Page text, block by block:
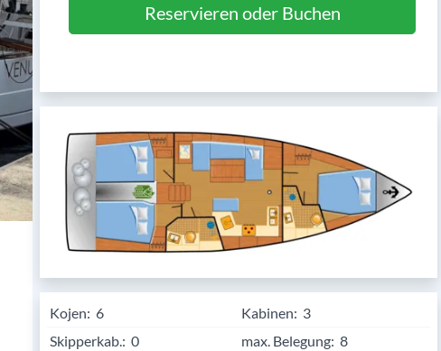
Reservieren oder Buchen
Kojen: 6 Kabinen: 3
Skipperkab.: 0 max. Belegung: 8